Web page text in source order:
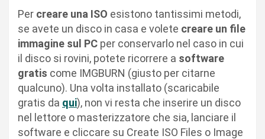
Per creare una ISO esistono tantissimi metodi,
se avete un disco in casa e volete creare un file
immagine sul PC per conservarlo nel caso in cui
il disco si rovini, potete ricorrere a software
gratis come IMGBURN (giusto per citarne
qualcuno). Una volta installato (scaricabile
gratis da qui), non vi resta che inserire un disco
nel lettore o masterizzatore che sia, lanciare il
software e cliccare su Create ISO Files o Image